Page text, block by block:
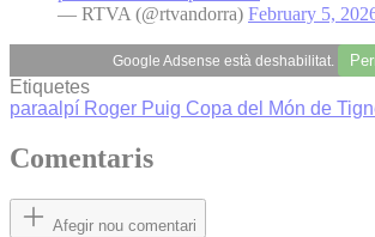
— RTVA (@rtvandorra) February 5,
Google Adsense està deshabilitat.
Etiquetes
paraalpí Roger Puig Copa del Món de
Comentaris
Afegir nou comentari